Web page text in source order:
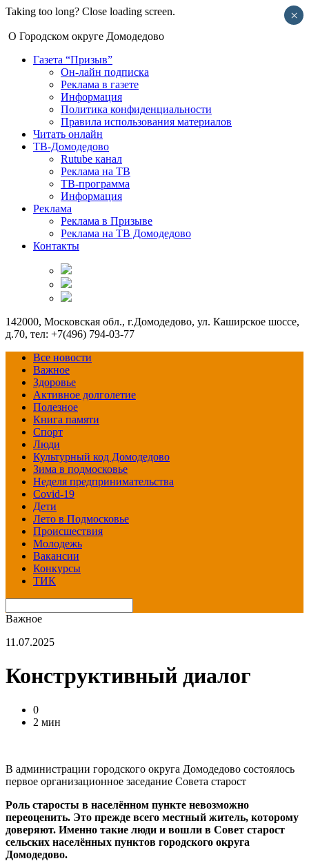
Taking too long? Close loading screen.
О Городском округе Домодедово
Газета “Призыв”
Он-лайн подписка
Реклама в газете
Информация
Политика конфиденциальности
Правила использования материалов
Читать онлайн
ТВ-Домодедово
Rutube канал
Реклама на ТВ
ТВ-программа
Информация
Реклама
Реклама в Призыве
Реклама на ТВ Домодедово
Контакты
142000, Московская обл., г.Домодедово, ул. Каширское шоссе,
д.70, тел: +7(496) 794-03-77
Все новости
Важное
Здоровье
Активное долголетие
Полезное
Книга памяти
Спорт
Люди
Культурный код Домодедово
Зима в подмосковье
Неделя предпринимательства
Covid-19
Дети
Лето в Подмосковье
Происшествия
Молодежь
Вакансии
Конкурсы
ТИК
Важное
11.07.2025
Конструктивный диалог
0
2 мин
В администрации городского округа Домодедово состоялось
первое организационное заседание Совета старост
Роль старосты в населённом пункте невозможно
переоценить. Это прежде всего местный житель, которому
доверяют. Именно такие люди и вошли в Совет старост
сельских населённых пунктов городского округа
Домодедово.
×